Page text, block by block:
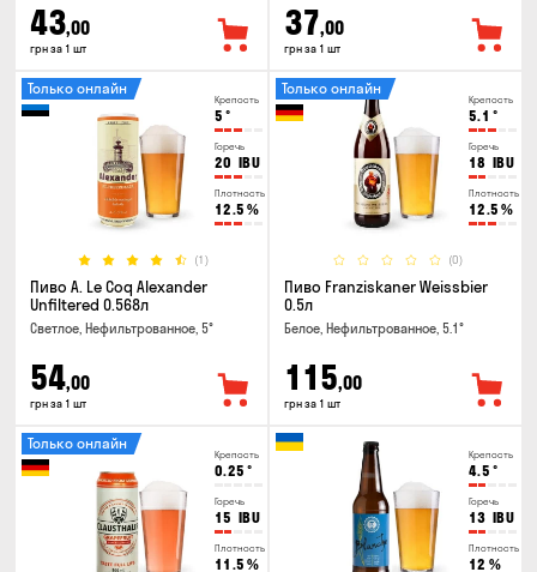
43,00
грн за 1 шт
37,00
грн за 1 шт
Крепость
5 °
Горечь
20 IBU
Плотность
12.5 %
(1)
Только онлайн
Пиво A. Le Coq Alexander
Unfiltered 0.568л
Светлое, Нефильтрованное, 5°
54,00
грн за 1 шт
Крепость
5.1 °
Горечь
18 IBU
Плотность
12.5 %
(0)
Только онлайн
Пиво Franziskaner Weissbier
0.5л
Белое, Нефильтрованное, 5.1°
115,00
грн за 1 шт
Крепость
0.25 °
Горечь
15 IBU
Плотность
11.5 %
Только онлайн
Крепость
4.5 °
Горечь
13 IBU
Плотность
12 %